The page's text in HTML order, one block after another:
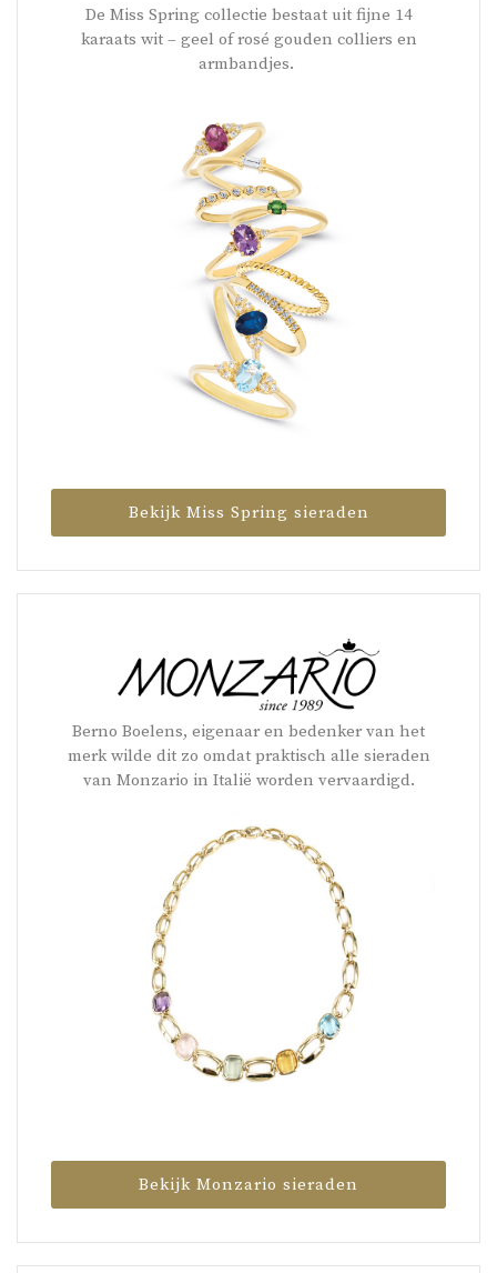
De Miss Spring collectie bestaat uit fijne 14
karaats wit – geel of rosé gouden colliers en
armbandjes.
Bekijk Miss Spring sieraden
Berno Boelens, eigenaar en bedenker van het
merk wilde dit zo omdat praktisch alle sieraden
van Monzario in Italië worden vervaardigd.
Bekijk Monzario sieraden